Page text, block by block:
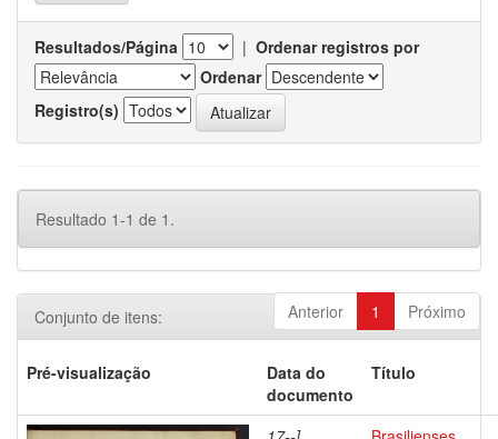
Resultados/Página | Ordenar registros por
Ordenar
Registro(s)
Resultado 1-1 de 1.
Anterior 1 Próximo
Conjunto de itens:
Pré-visualização
Data do
documento
Título